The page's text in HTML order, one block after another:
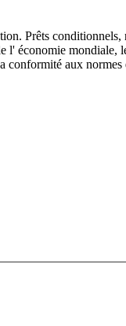
Prêts conditionnels,
l' économie mondiale,
aux